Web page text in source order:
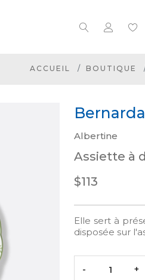
ACCUEIL BOUTIQUE
Albertine
Assiette à
$113
Elle sert à
disposée sur
- +